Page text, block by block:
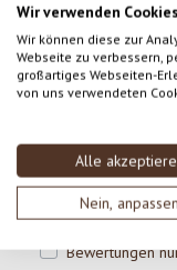
Wir verwenden Cookies
Wir können diese zur
Webseite zu verbessern,
großartiges Webseiten-
von uns verwendeten
Alle
Nein, anpassen
0 von 0
Durchschnittliche
Gib eine
SCHREIBE EINE
Bewertungen